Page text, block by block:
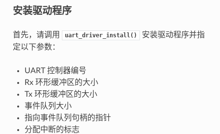
安装驱动程序
首先，请调用 uart_driver_install()
安装驱动程序并指
定以下参数：
UART 控制器编号
Rx 环形缓冲区的大小
Tx 环形缓冲区的大小
事件队列大小
指向事件队列句柄的指针
分配中断的标志